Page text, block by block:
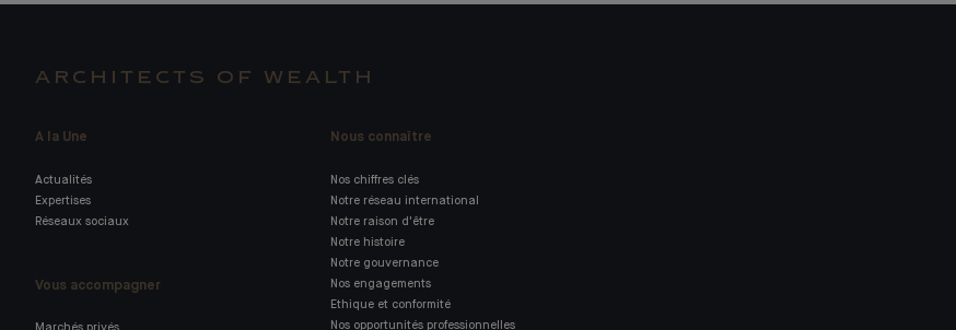
ARCHITECTS OF WEALTH
A la Une
Actualités
Expertises
Réseaux sociaux
Vous accompagner
Nous connaître
Nos chiffres clés
Notre réseau international
Notre raison d'être
Notre histoire
Notre gouvernance
Nos engagements
Ethique et conformité
Nos opportunités professionnelles